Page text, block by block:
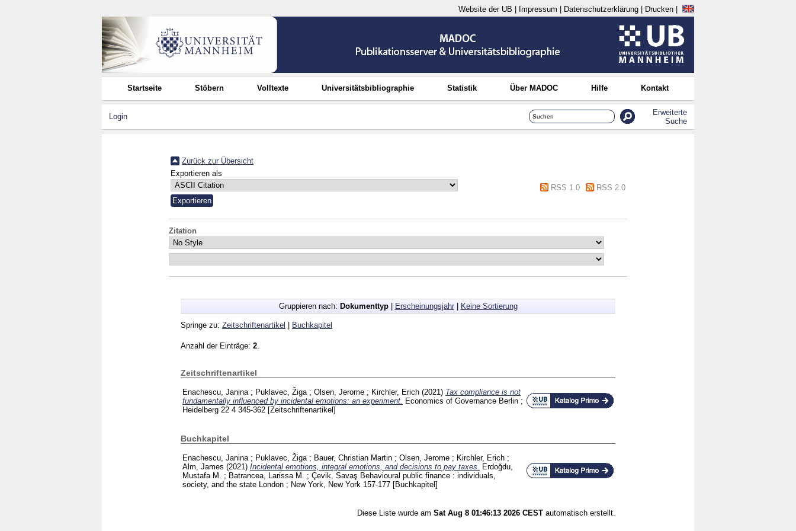
Website der UB Impressum Datenschutzerklärung Drucken
Startseite Stöbern Volltexte Universitätsbibliographie Statistik Über MADOC Hilfe Kontakt
Login
Erweiterte
Suche
Zurück zur Übersicht
Exportieren als
RSS 1.0
RSS 2.0
Zitation
Gruppieren nach: Dokumenttyp| Erscheinungsjahr| Keine Sortierung
Springe zu: Zeitschriftenartikel Buchkapitel
Anzahl der Einträge: 2
Zeitschriftenartikel
Enachescu, Janina ; Puklavec, Žiga ; Olsen, Jerome ; Kirchler, Erich (2021) Tax compliance is not
fundamentally influenced by incidental emotions: an experiment.
Economics of Governance Berlin ;
Heidelberg 22 4 345-362 [Zeitschriftenartikel]
Buchkapitel
Enachescu, Janina ; Puklavec, Žiga ; Bauer, Christian Martin ; Olsen, Jerome ; Kirchler, Erich ;
Alm, James (2021) Incidental emotions, integral emotions, and decisions to pay taxes.
Erdoğdu,
Mustafa M.
; Batrancea, Larissa M. ; Çevik, Savaş Behavioural public finance : individuals,
society, and the state London ; New York, New York 157-177 [Buchkapitel]
Diese Liste wurde am Sat Aug 8 01:46:13 2026 CEST automatisch erstellt.